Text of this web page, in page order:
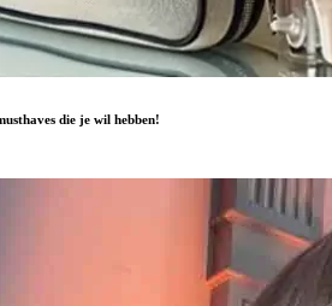
die je wil hebben!